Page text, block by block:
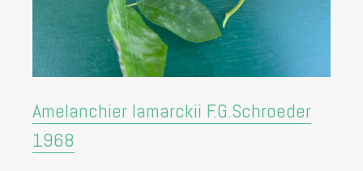
Amelanchier lamarckii F.G.Schroeder
1968